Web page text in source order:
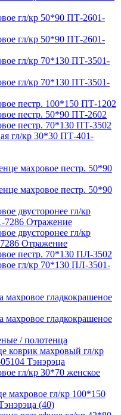
гл/кр 50*90 ПТ-2601-
гл/кр 50*90 ПТ-2601-
гл/кр 70*130 ПТ-3501-
гл/кр 70*130 ПТ-3501-
пестр. 100*150 ПТ-1202
пестр. 50*90 ПТ-2602
пестр. 70*130 ПТ-3502
гл/кр 30*30 ПТ-401-
махровое пестр. 50*90
махровое пестр. 50*90
двусторонее гл/кр
7286 Отражение
двусторонее гл/кр
Отражение
пестр. 70*130 ПЛ-3502
гл/кр 70*130 ПЛ-3501-
гладкокрашеное
гладкокрашеное
/ полотенца
коврик махровый гл/кр
Тэнэрэца
гл/кр 30*70 женское
махровое гл/кр 100*150
(40)